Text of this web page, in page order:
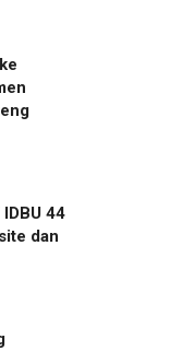
44
dan